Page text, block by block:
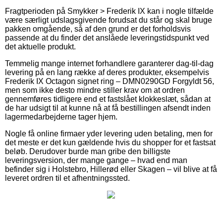
Fragtperioden på Smykker > Frederik IX kan i nogle tilfælde
være særligt udslagsgivende forudsat du står og skal bruge
pakken omgående, så af den grund er det forholdsvis
passende at du finder det anslåede leveringstidspunkt ved
det aktuelle produkt.
Temmelig mange internet forhandlere garanterer dag-til-dag
levering på en lang række af deres produkter, eksempelvis
Frederik IX Octagon signet ring – DMN0290GD Forgyldt 56,
men som ikke desto mindre stiller krav om at ordren
gennemføres tidligere end et fastslået klokkeslæt, sådan at
de har udsigt til at kunne nå at få bestillingen afsendt inden
lagermedarbejderne tager hjem.
Nogle få online firmaer yder levering uden betaling, men for
det meste er det kun gældende hvis du shopper for et fastsat
beløb. Derudover burde man gribe den billigste
leveringsversion, der mange gange – hvad end man
befinder sig i Holstebro, Hillerød eller Skagen – vil blive at få
leveret ordren til et afhentningssted.